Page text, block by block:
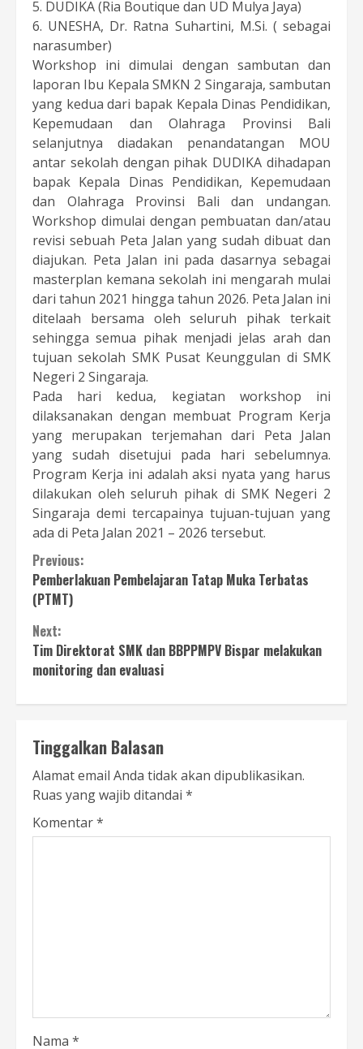
5. DUDIKA (Ria Boutique dan UD Mulya Jaya)
6. UNESHA, Dr. Ratna Suhartini, M.Si. ( sebagai
narasumber)
Workshop ini dimulai dengan sambutan dan
laporan Ibu Kepala SMKN 2 Singaraja, sambutan
yang kedua dari bapak Kepala Dinas Pendidikan,
Kepemudaan dan Olahraga Provinsi Bali
selanjutnya diadakan penandatangan MOU
antar sekolah dengan pihak DUDIKA dihadapan
bapak Kepala Dinas Pendidikan, Kepemudaan
dan Olahraga Provinsi Bali dan undangan.
Workshop dimulai dengan pembuatan dan/atau
revisi sebuah Peta Jalan yang sudah dibuat dan
diajukan. Peta Jalan ini pada dasarnya sebagai
masterplan kemana sekolah ini mengarah mulai
dari tahun 2021 hingga tahun 2026. Peta Jalan ini
ditelaah bersama oleh seluruh pihak terkait
sehingga semua pihak menjadi jelas arah dan
tujuan sekolah SMK Pusat Keunggulan di SMK
Negeri 2 Singaraja.
Pada hari kedua, kegiatan workshop ini
dilaksanakan dengan membuat Program Kerja
yang merupakan terjemahan dari Peta Jalan
yang sudah disetujui pada hari sebelumnya.
Program Kerja ini adalah aksi nyata yang harus
dilakukan oleh seluruh pihak di SMK Negeri 2
Singaraja demi tercapainya tujuan-tujuan yang
ada di Peta Jalan 2021 – 2026 tersebut.
Continue
Reading
Previous:
Pemberlakuan Pembelajaran Tatap Muka Terbatas
(PTMT)
Next:
Tim Direktorat SMK dan BBPPMPV Bispar melakukan
monitoring dan evaluasi
Tinggalkan Balasan
Alamat email Anda tidak akan dipublikasikan.
Ruas yang wajib ditandai *
Komentar*
Nama *